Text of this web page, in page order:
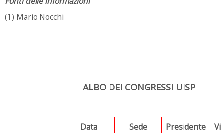
(1) Mario Nocchi
ALBO DEI CONGRESSI UISP
Data Sede Presidente